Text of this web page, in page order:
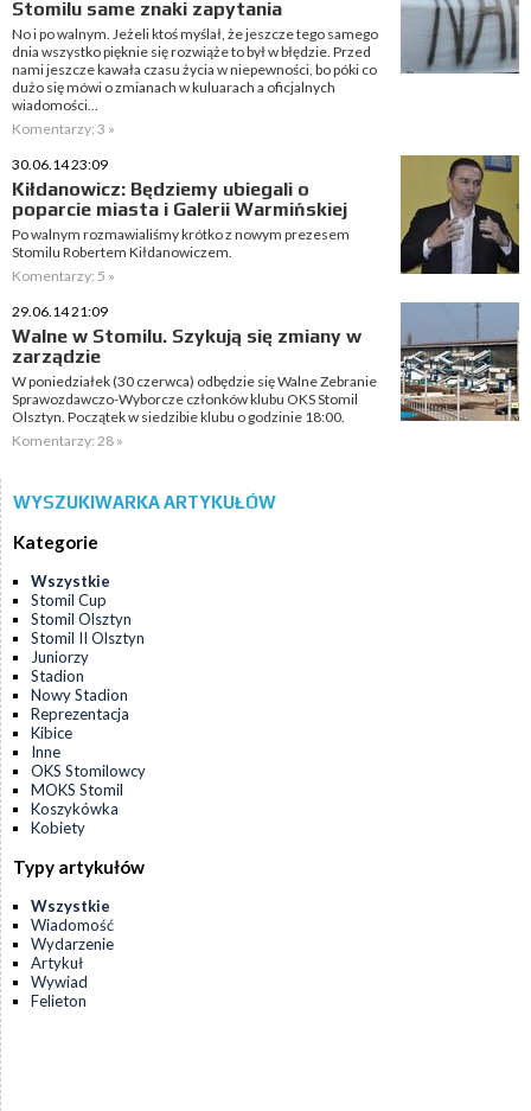
Stomilu same znaki zapytania
No i po walnym. Jeżeli ktoś myślał, że jeszcze tego samego
dnia wszystko pięknie się rozwiąże to był w błędzie. Przed
nami jeszcze kawała czasu życia w niepewności, bo póki co
dużo się mówi o zmianach w kuluarach a oficjalnych
wiadomości...
Komentarzy: 3 »
30.06.14 23:09
Kiłdanowicz: Będziemy ubiegali o
poparcie miasta i Galerii Warmińskiej
Po walnym rozmawialiśmy krótko z nowym prezesem
Stomilu Robertem Kiłdanowiczem.
Komentarzy: 5 »
29.06.14 21:09
Walne w Stomilu. Szykują się zmiany w
zarządzie
W poniedziałek (30 czerwca) odbędzie się Walne Zebranie
Sprawozdawczo-Wyborcze członków klubu OKS Stomil
Olsztyn. Początek w siedzibie klubu o godzinie 18:00.
Komentarzy: 28 »
WYSZUKIWARKA ARTYKUŁÓW
Kategorie
Wszystkie
Stomil Cup
Stomil Olsztyn
Stomil II Olsztyn
Juniorzy
Stadion
Nowy Stadion
Reprezentacja
Kibice
Inne
OKS Stomilowcy
MOKS Stomil
Koszykówka
Kobiety
Typy artykułów
Wszystkie
Wiadomość
Wydarzenie
Artykuł
Wywiad
Felieton